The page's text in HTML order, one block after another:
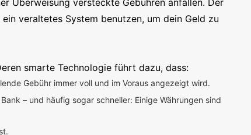
Überweisung versteckte Gebühren anfallen. Der
veraltetes System benutzen, um dein Geld zu
smarte Technologie führt dazu, dass:
Gebühr immer voll und im Voraus angezeigt wird.
– und häufig sogar schneller: Einige Währungen sind